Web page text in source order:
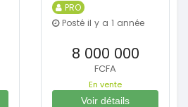
PRO
Posté il y a 1 année
8 000 000
FCFA
En vente
Voir détails